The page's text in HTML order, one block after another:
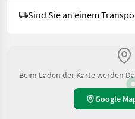
Sind Sie an einem
Beim Laden der Karte werden
Google